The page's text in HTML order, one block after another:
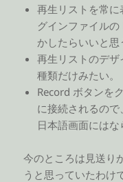
再生リストを常
グインファイル
かしたらいいと思
再生リストのデ
種類だけみたい。
Record ボタンを
に接続されるの
日本語画面にはな
今のところは見送り
うと思っていたわけ